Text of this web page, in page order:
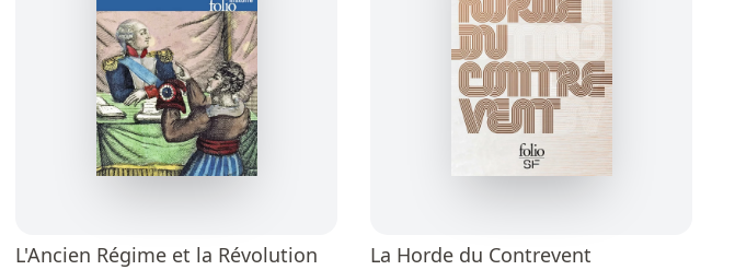
L'Ancien Régime et la Révolution La Horde du Contrevent